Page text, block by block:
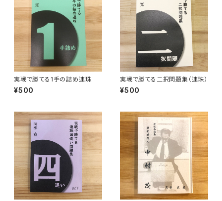
実戦で勝てる1手の詰め連珠
¥500
実戦で勝てる二択問題集（連珠）
¥500